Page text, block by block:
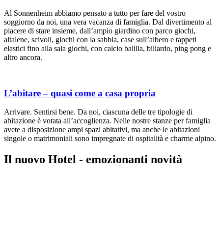
Al Sonnenheim abbiamo pensato a tutto per fare del vostro
soggiorno da noi, una vera vacanza di famiglia. Dal divertimento al
piacere di stare insieme, dall’ampio giardino con parco giochi,
altalene, scivoli, giochi con la sabbia, case sull’albero e tappeti
elastici fino alla sala giochi, con calcio balilla, biliardo, ping pong e
altro ancora.
L’abitare – quasi come a casa propria
Arrivare. Sentirsi bene. Da noi, ciascuna delle tre tipologie di
abitazione è votata all’accoglienza. Nelle nostre stanze per famiglia
avete a disposizione ampi spazi abitativi, ma anche le abitazioni
singole o matrimoniali sono impregnate di ospitalità e charme alpino.
Il nuovo Hotel - emozionanti novità